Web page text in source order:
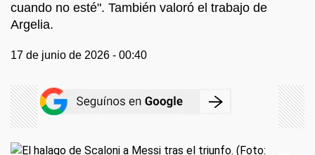
cuando no esté". También valoró el trabajo de
Argelia.
17 de junio de 2026 - 00:40